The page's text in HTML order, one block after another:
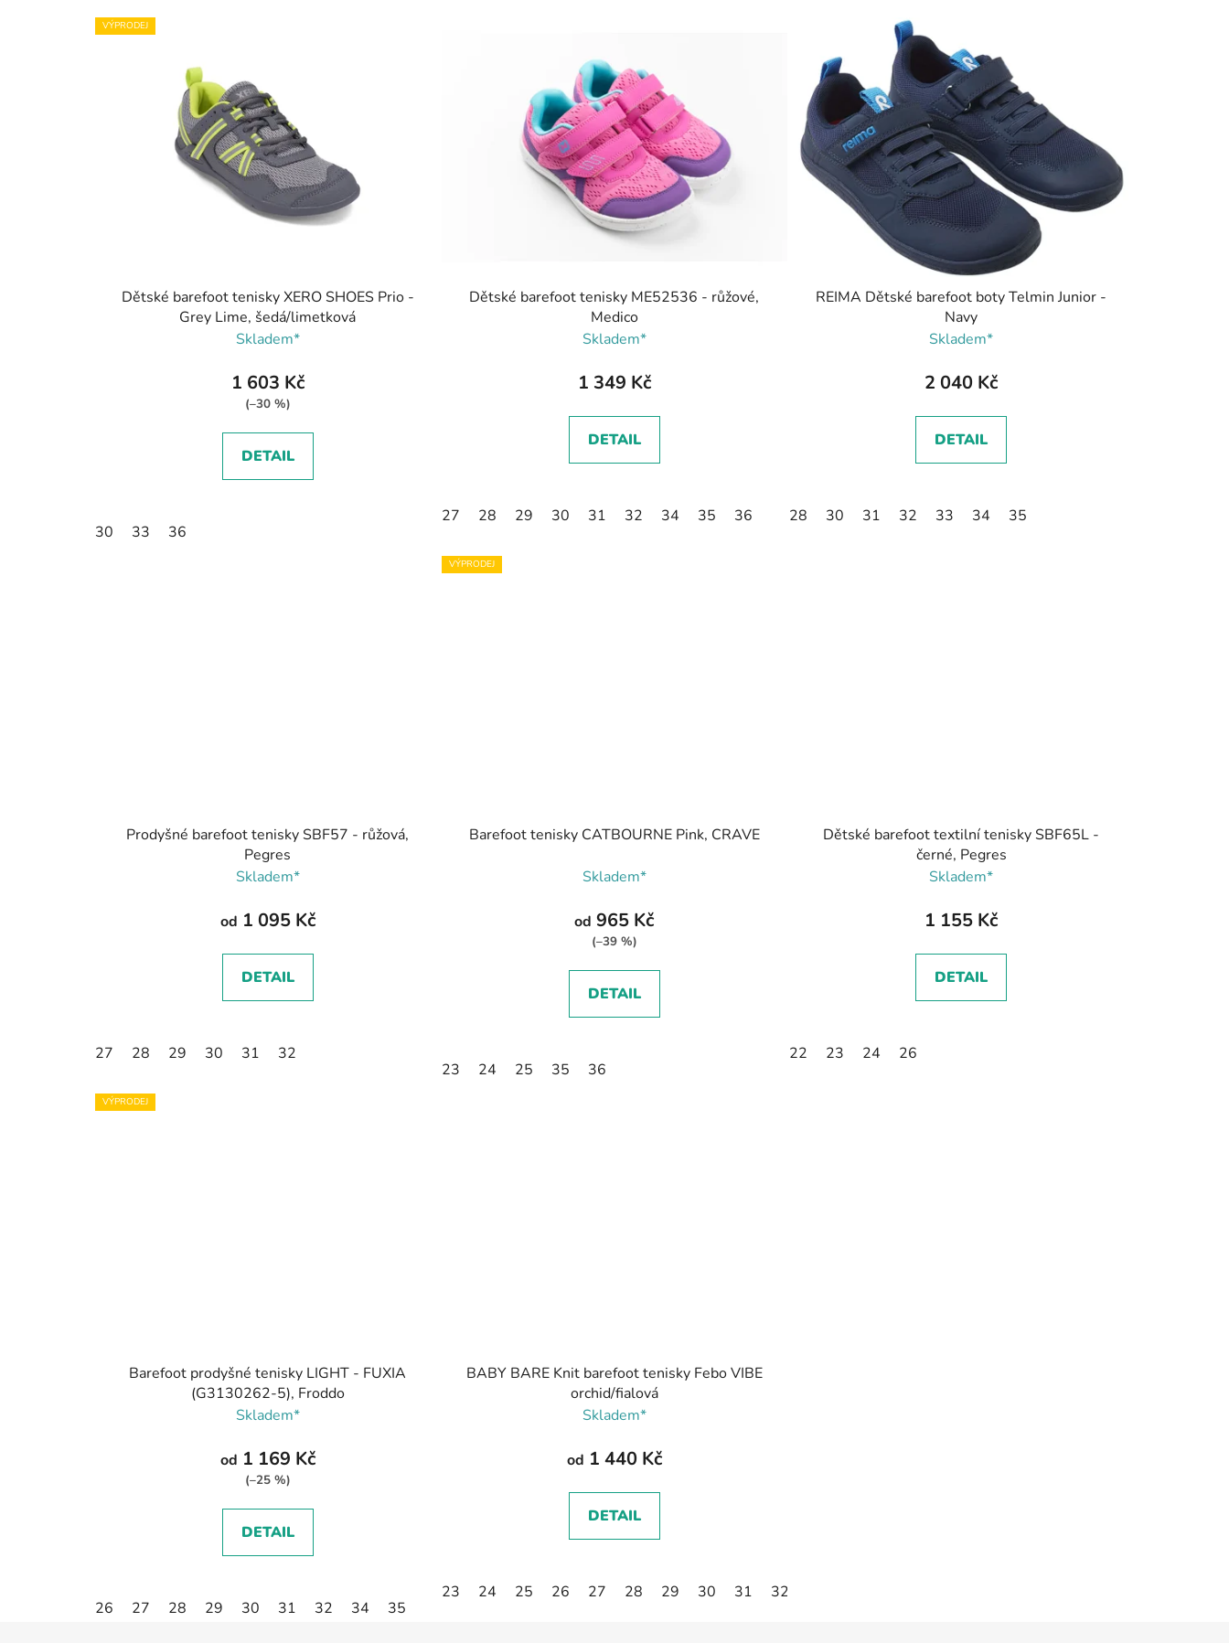
VÝPRODEJ
Dětské barefoot tenisky XERO SHOES Prio -
Grey Lime, šedá/limetková
Skladem*
1 603 Kč
(–30 %)
DETAIL
30 33 36
Dětské barefoot tenisky ME52536 - růžové,
Medico
Skladem*
1 349 Kč
DETAIL
27 28 29 30 31 32 34 35 36
REIMA Dětské barefoot boty Telmin Junior -
Navy
Skladem*
2 040 Kč
DETAIL
28 30 31 32 33 34 35
Prodyšné barefoot tenisky SBF57 - růžová,
Pegres
Skladem*
od 1 095 Kč
DETAIL
27 28 29 30 31 32
VÝPRODEJ
Barefoot tenisky CATBOURNE Pink, CRAVE
Skladem*
od 965 Kč
(–39 %)
DETAIL
23 24 25 35 36
Dětské barefoot textilní tenisky SBF65L -
černé, Pegres
Skladem*
1 155 Kč
DETAIL
22 23 24 26
VÝPRODEJ
Barefoot prodyšné tenisky LIGHT - FUXIA
(G3130262-5), Froddo
Skladem*
od 1 169 Kč
(–25 %)
DETAIL
26 27 28 29 30 31 32 34 35
BABY BARE Knit barefoot tenisky Febo VIBE
orchid/fialová
Skladem*
od 1 440 Kč
DETAIL
23 24 25 26 27 28 29 30 31 32